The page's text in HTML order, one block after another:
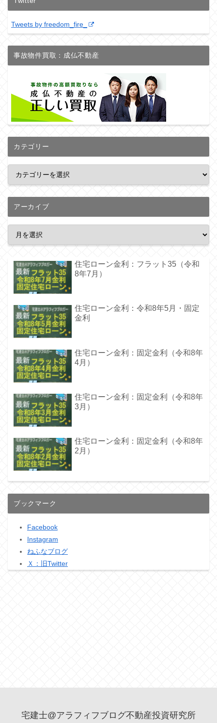
Tweets by freedom_fire_
事故物件買取：成仏不動産
カテゴリー
アーカイブ
住宅ローン金利：フラット35（令和
8年7月）
住宅ローン金利：令和8年5月・固定
金利
住宅ローン金利：固定金利（令和8年
4月）
住宅ローン金利：固定金利（令和8年
3月）
住宅ローン金利：固定金利（令和8年
2月）
ブックマーク
Facebook
Instagram
ねふなブログ
Ｘ：旧Twitter
宅建士@アラフィフブログ不動産投資研究所